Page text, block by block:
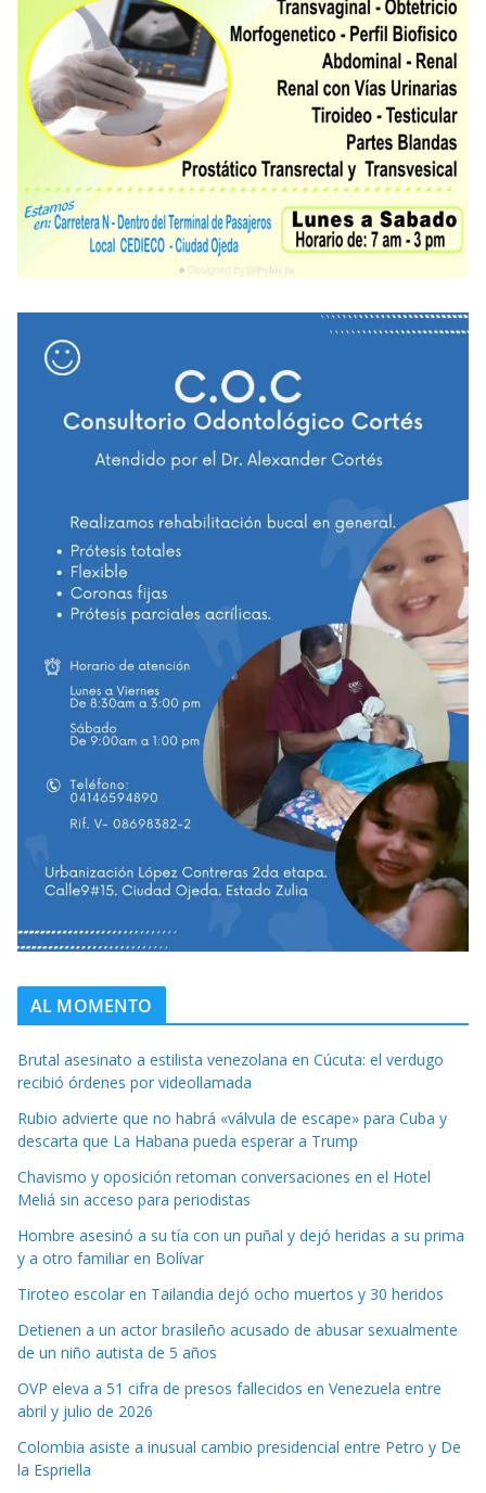
AL MOMENTO
Brutal asesinato a estilista venezolana en Cúcuta: el verdugo
recibió órdenes por videollamada
Rubio advierte que no habrá «válvula de escape» para Cuba y
descarta que La Habana pueda esperar a Trump
Chavismo y oposición retoman conversaciones en el Hotel
Meliá sin acceso para periodistas
Hombre asesinó a su tía con un puñal y dejó heridas a su prima
y a otro familiar en Bolívar
Tiroteo escolar en Tailandia dejó ocho muertos y 30 heridos
Detienen a un actor brasileño acusado de abusar sexualmente
de un niño autista de 5 años
OVP eleva a 51 cifra de presos fallecidos en Venezuela entre
abril y julio de 2026
Colombia asiste a inusual cambio presidencial entre Petro y De
la Espriella